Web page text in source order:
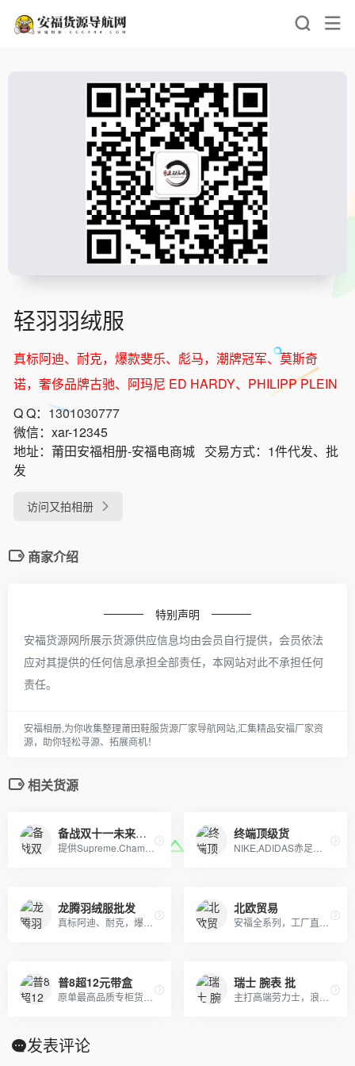
轻羽羽绒服
真标阿迪、耐克，爆款斐乐、彪马，潮牌冠军、莫斯奇
诺，奢侈品牌古驰、阿玛尼 ED HARDY、PHILIPP PLEIN
Q Q： 1301030777
微信： xar-12345
地址： 莆田安福相册-安福电商城 交易方式： 1件代发、批
发
访问又拍相册
商家介绍
特别声明
安福货源网所展示货源供应信息均由会员自行提供，会员依法
应对其提供的任何信息承担全部责任，本网站对此不承担任何
责任。
安福相册,为你收集整理莆田鞋服货源厂家导航网站,汇集精品安福厂家资
源，助你轻松寻源、拓展商机！
相关货源
备战双十一未来服饰 终端顶级货
龙腾羽绒服批发 北欧贸易
普8超12元带盒 瑞士 腕表 批
发表评论